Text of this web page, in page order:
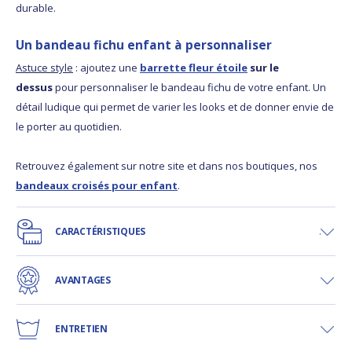
durable.
Un bandeau fichu enfant à personnaliser
Astuce style : ajoutez une barrette fleur étoile sur le
dessuspour personnaliser le bandeau fichu de votre enfant. Un
détail ludique qui permet de varier les looks et de donner envie de
le porter au quotidien.
Retrouvez également sur notre site et dans nos boutiques, nos
bandeaux croisés pour enfant.
CARACTÉRISTIQUES
AVANTAGES
ENTRETIEN